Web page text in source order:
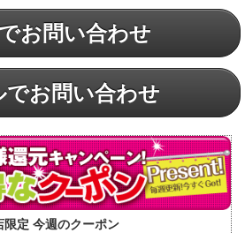
お問い合わせ
でお問い合わせ
定 今週のクーポン